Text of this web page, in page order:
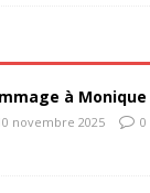
à
novembre 2025 0